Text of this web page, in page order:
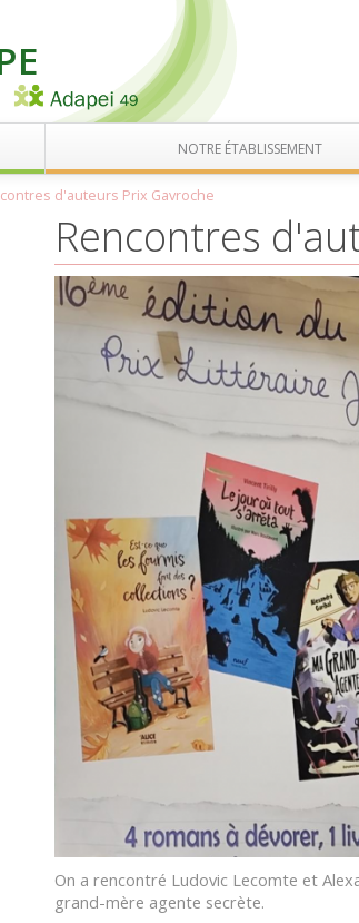
NOTRE ÉTABLISSEMENT
d'auteurs Prix Gavroche
Rencontres
On a rencontré Ludovic Lecomte et
grand-mère agente secrète.